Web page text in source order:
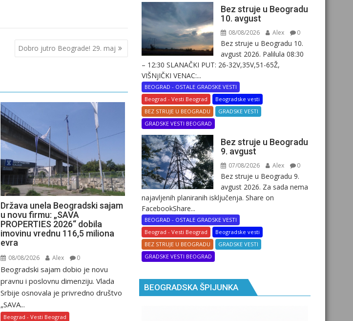
Dobro jutro Beograde! 29. maj
Država unela Beogradski sajam
u novu firmu: „SAVA
PROPERTIES 2026“ dobila
imovinu vrednu 116,5 miliona
evra
08/08/2026 Alex 0
Beogradski sajam dobio je novu
pravnu i poslovnu dimenziju. Vlada
Srbije osnovala je privredno društvo
„SAVA...
Beograd - Vesti Beograd
Bez struje u Beogradu
10. avgust
08/08/2026 Alex 0
Bez struje u Beogradu 10.
avgust 2026. Palilula 08:30
– 12:30 SLANAČKI PUT: 26-32V,35V,51-65Ž,
VIŠNjIČKI VENAC:...
BEOGRAD - OSTALE GRADSKE VESTI
Beograd - Vesti Beograd
Beogradske vesti
BEZ STRUJE U BEOGRADU
GRADSKE VESTI
GRADSKE VESTI BEOGRAD
Bez struje u Beogradu
9. avgust
07/08/2026 Alex 0
Bez struje u Beogradu 9.
avgust 2026. Za sada nema
najavljenih planiranih isključenja. Share on
FacebookShare...
BEOGRAD - OSTALE GRADSKE VESTI
Beograd - Vesti Beograd
Beogradske vesti
BEZ STRUJE U BEOGRADU
GRADSKE VESTI
GRADSKE VESTI BEOGRAD
BEOGRADSKA ŠPIJUNKA